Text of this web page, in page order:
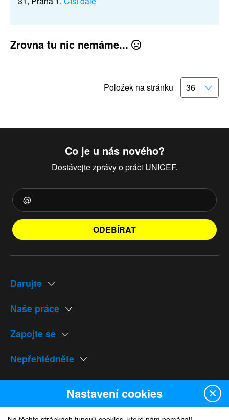
Zrovna tu nic nemáme...
Položek na stránku
Co je u nás nového?
Dostávejte zprávy o práci UNICEF.
ODEBÍRAT
Darujte
Naše práce
Zapojte se
Nepřehlédněte
Naše weby
Nastavení cookies